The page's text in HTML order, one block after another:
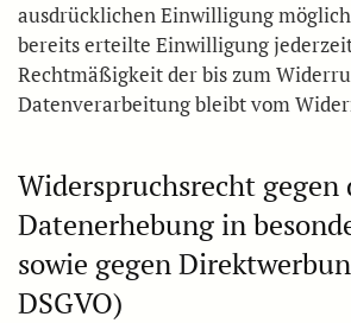
ausdrücklichen Einwilligung
bereits erteilte Einwilligung
Rechtmäßigkeit der bis zum
Datenverarbeitung bleibt vom
Widerspruchsrecht gegen
Datenerhebung in
sowie gegen
DSGVO)